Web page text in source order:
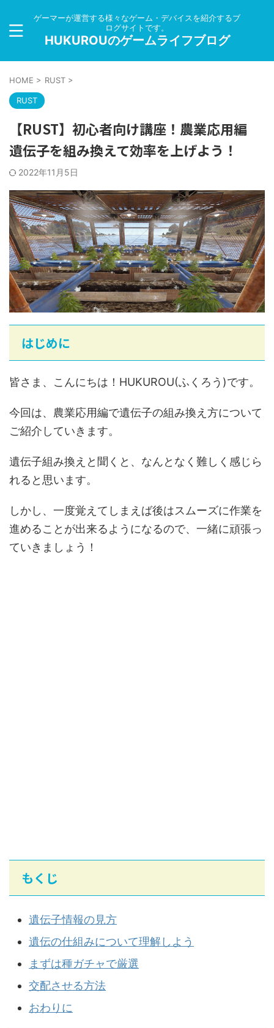
ゲーマーが運営する様々なゲーム・デバイスを紹介するブ
ログサイトです。
HUKUROUのゲームライフブログ
HOME > RUST >
RUST
【RUST】初心者向け講座！農業応用編
遺伝子を組み換えて効率を上げよう！
2022年11月5日
はじめに
皆さま、こんにちは！HUKUROU(ふくろう)です。
今回は、農業応用編で遺伝子の組み換え方について
ご紹介していきます。
遺伝子組み換えと聞くと、なんとなく難しく感じら
れると思います。
しかし、一度覚えてしまえば後はスムーズに作業を
進めることが出来るようになるので、一緒に頑張っ
ていきましょう！
もくじ
遺伝子情報の見方
遺伝の仕組みについて理解しよう
まずは種ガチャで厳選
交配させる方法
おわりに